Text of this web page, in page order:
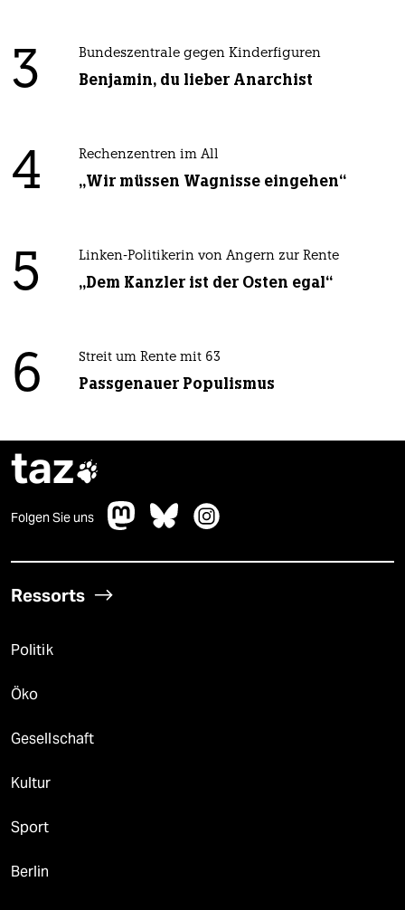
3 Bundeszentrale gegen Kinderfiguren
Benjamin, du lieber Anarchist
4 Rechenzentren im All
„Wir müssen Wagnisse eingehen“
5 Linken-Politikerin von Angern zur Rente
„Dem Kanzler ist der Osten egal“
6 Streit um Rente mit 63
Passgenauer Populismus
taz
Folgen Sie uns
Ressorts
Politik
Öko
Gesellschaft
Kultur
Sport
Berlin